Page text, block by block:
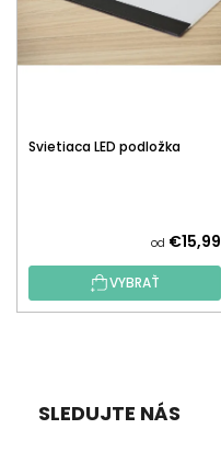
Svietiaca LED podložka
od €15,99
VYBRAŤ
SLEDUJTE NÁS